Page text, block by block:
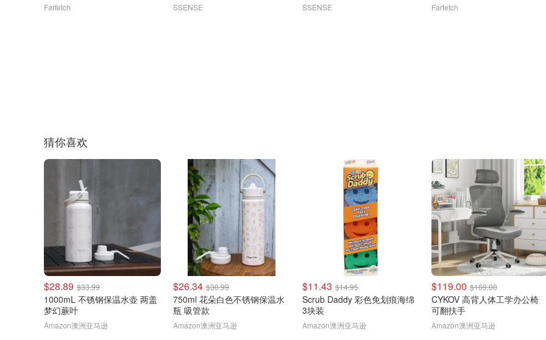
Farfetch SSENSE SSENSE Farfetch
猜你喜欢
$28.89 $33.99
1000mL 不锈钢保温水壶 两盖
梦幻蕨叶
Amazon澳洲亚马逊
$26.34 $30.99
750ml 花朵白色不锈钢保温水
瓶 吸管款
Amazon澳洲亚马逊
$11.43 $14.95
Scrub Daddy 彩色免划痕海绵
3块装
Amazon澳洲亚马逊
$119.00 $169.00
CYKOV 高背人体工学办公椅
可翻扶手
Amazon澳洲亚马逊